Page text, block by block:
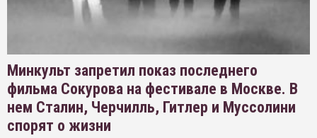
Минкульт запретил показ последнего
фильма Сокурова на фестивале в Москве. В
нем Сталин, Черчилль, Гитлер и Муссолини
спорят о жизни